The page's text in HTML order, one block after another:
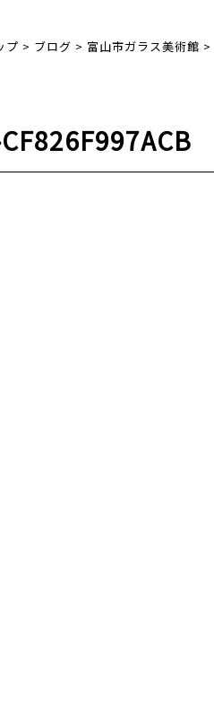
プ > ブログ > 富山市ガラス美術館 >